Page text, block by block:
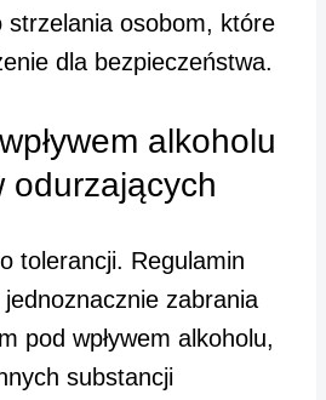
strzelania osobom, które
dla bezpieczeństwa.
alkoholu
odurzających
tolerancji. Regulamin
zabrania
pod wpływem alkoholu,
substancji